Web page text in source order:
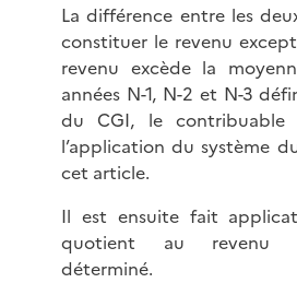
La différence entre les
constituer le revenu
revenu excède la
années N-1, N-2 et N-3
du CGI, le
l’application du système
cet article.
Il est ensuite fait
quotient au revenu
déterminé.